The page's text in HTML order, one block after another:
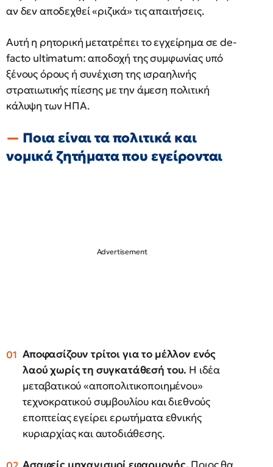
αν δεν αποδεχθεί «ριζικά» τις απαιτήσεις.
Αυτή η ρητορική μετατρέπει το εγχείρημα σε de-
facto ultimatum: αποδοχή της συμφωνίας υπό
ξένους όρους ή συνέχιση της ισραηλινής
στρατιωτικής πίεσης με την άμεση πολιτική
κάλυψη των ΗΠΑ.
Ποια είναι τα πολιτικά και
νομικά ζητήματα που εγείρονται
Αποφασίζουν τρίτοι για το μέλλον ενός
λαού χωρίς τη συγκατάθεσή του. Η ιδέα
μεταβατικού «αποπολιτικοποιημένου»
τεχνοκρατικού συμβουλίου και διεθνούς
εποπτείας εγείρει ερωτήματα εθνικής
κυριαρχίας και αυτοδιάθεσης.